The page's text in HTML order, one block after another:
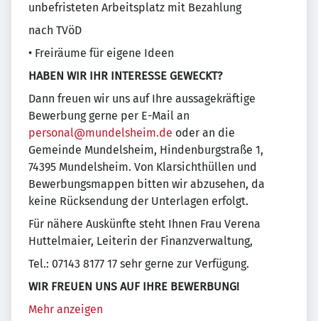
unbefristeten Arbeitsplatz mit Bezahlung
nach TVöD
• Freiräume für eigene Ideen
HABEN WIR IHR INTERESSE GEWECKT?
Dann freuen wir uns auf Ihre aussagekräftige
Bewerbung gerne per E-Mail an
personal@mundelsheim.de oder an die
Gemeinde Mundelsheim, Hindenburgstraße 1,
74395 Mundelsheim. Von Klarsichthüllen und
Bewerbungsmappen bitten wir abzusehen, da
keine Rücksendung der Unterlagen erfolgt.
Für nähere Auskünfte steht Ihnen Frau Verena
Huttelmaier, Leiterin der Finanzverwaltung,
Tel.: 07143 8177 17 sehr gerne zur Verfügung.
WIR FREUEN UNS AUF IHRE BEWERBUNG!
Mehr anzeigen